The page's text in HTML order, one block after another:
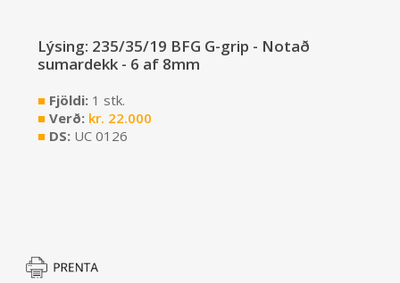
Lýsing: 235/35/19 BFG G-grip - Notað
sumardekk - 6 af 8mm
■Fjöldi: 1 stk.
■Verð: kr. 22.000
■DS: UC 0126